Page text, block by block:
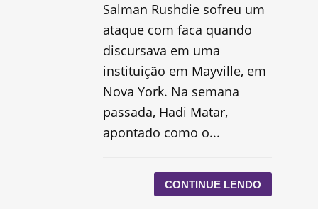
Salman Rushdie sofreu um
ataque com faca quando
discursava em uma
instituição em Mayville, em
Nova York. Na semana
passada, Hadi Matar,
apontado como o...
CONTINUE LENDO